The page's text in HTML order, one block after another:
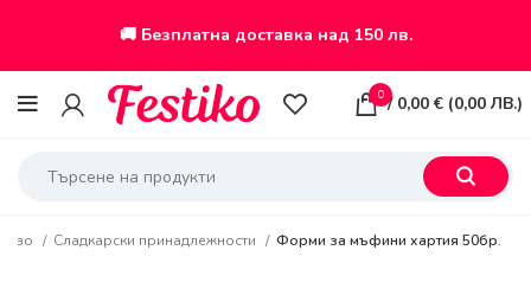
🚚 Безплатна доставка над 150 лв.
0 / 0,00€ (0,00 ЛВ.)
Сладкарски принадлежности Форми за мъфини хартия 50бр.